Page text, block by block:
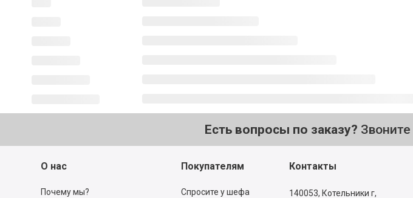
Есть вопросы по заказу? Звоните
О нас
Почему мы?
Покупателям
Спросите у шефа
Контакты
140053, Котельники г,